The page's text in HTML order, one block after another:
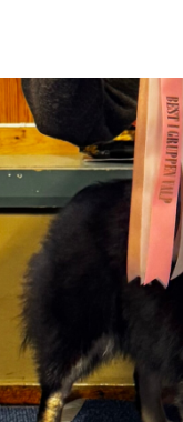
hovedinnhold